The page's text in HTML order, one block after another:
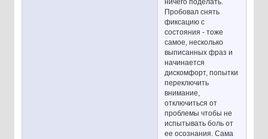
ничего поделать.
Пробовал снять
фиксацию с
состояния - тоже
самое, несколько
выписанных фраз и
начинается
дискомфорт, попытки
переключить
внимание,
отключиться от
проблемы чтобы не
испытывать боль от
ее осознания. Сама